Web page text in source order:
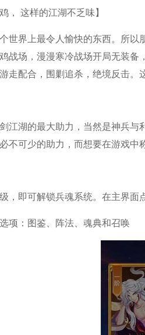
， 这样的江湖不乏味】
世界上最令人愉快的东西。所
战场，漫漫寒冷战场开局无装备
走配合，围剿追杀，绝境反击。
江湖的最大助力，当然是神兵与
不可少的助力，而想要在游戏中
，即可解锁兵魂系统。在主界面
项：图鉴、阵法、魂典和召唤